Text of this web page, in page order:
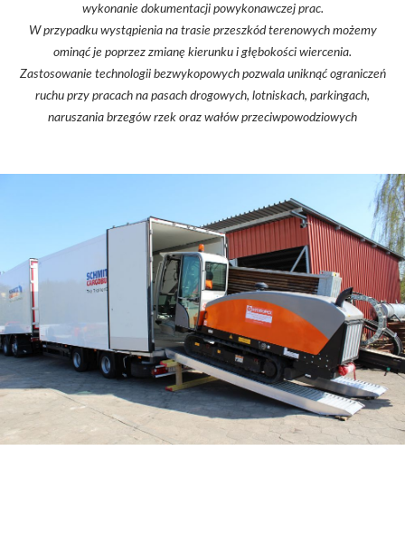
wykonanie dokumentacji powykonawczej prac.
W przypadku wystąpienia na trasie przeszkód terenowych możemy
ominąć je poprzez zmianę kierunku i głębokości wiercenia.
Zastosowanie technologii bezwykopowych pozwala uniknąć ograniczeń
ruchu przy pracach na pasach drogowych, lotniskach, parkingach,
naruszania brzegów rzek oraz wałów przeciwpowodziowych